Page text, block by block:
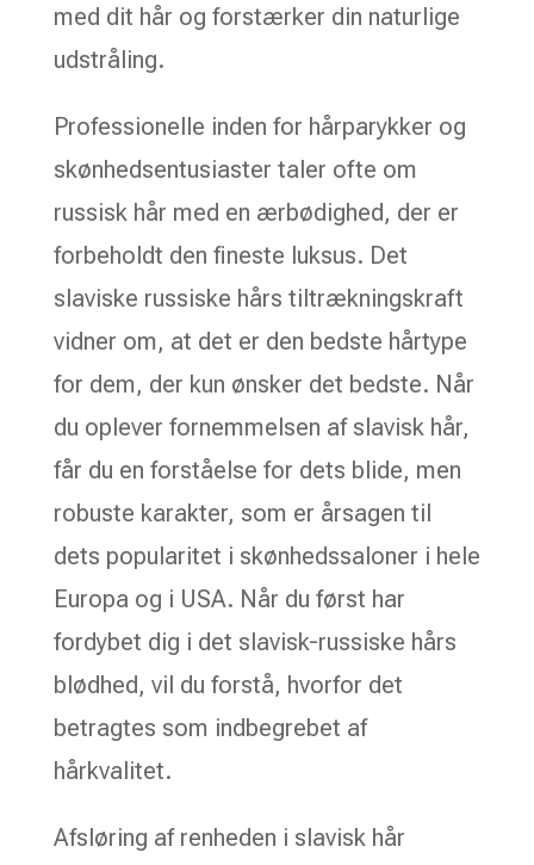
med dit hår og forstærker din naturlige
udstråling.
Professionelle inden for hårparykker og
skønhedsentusiaster taler ofte om
russisk hår med en ærbødighed, der er
forbeholdt den fineste luksus. Det
slaviske russiske hårs tiltrækningskraft
vidner om, at det er den bedste hårtype
for dem, der kun ønsker det bedste. Når
du oplever fornemmelsen af slavisk hår,
får du en forståelse for dets blide, men
robuste karakter, som er årsagen til
dets popularitet i skønhedssaloner i hele
Europa og i USA. Når du først har
fordybet dig i det slavisk-russiske hårs
blødhed, vil du forstå, hvorfor det
betragtes som indbegrebet af
hårkvalitet.
Afsløring af renheden i slavisk hår